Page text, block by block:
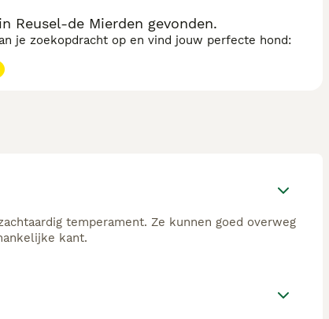
Reusel-de Mierden gevonden.
je zoekopdracht op en vind jouw perfecte hond:
temperament. Ze kunnen goed overweg
kant.